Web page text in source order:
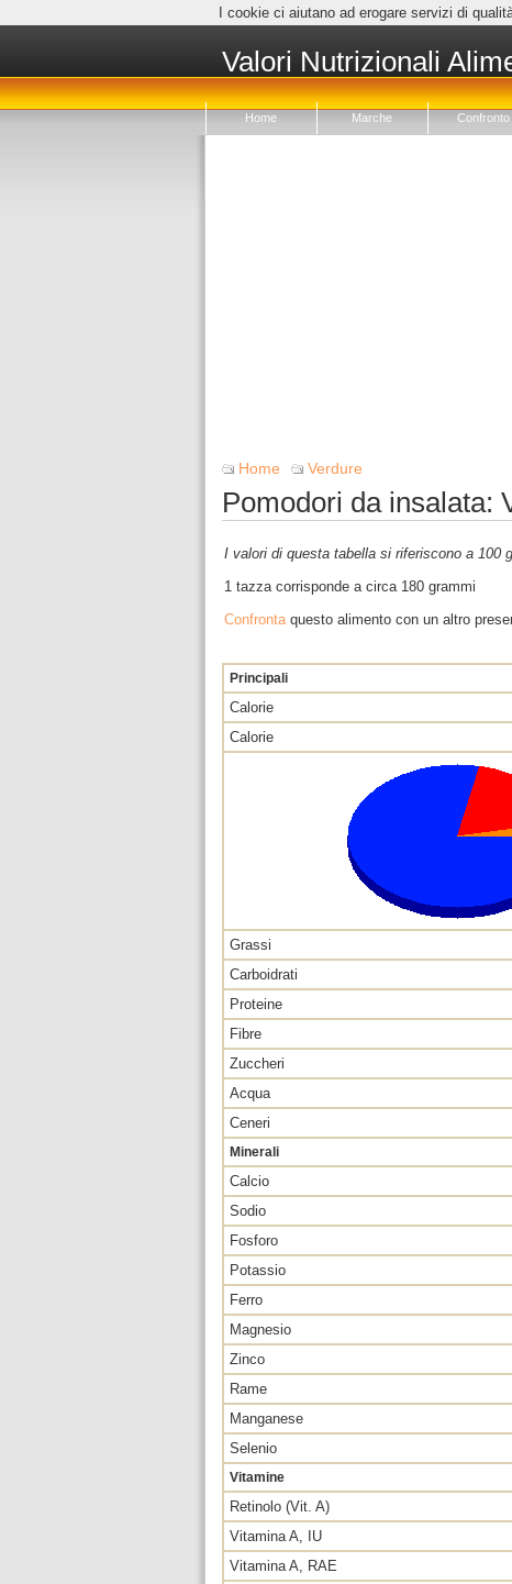
I cookie ci aiutano ad erogare servizi di
Valori Nutrizionali
Home Marche Confronto
Home Verdure
Pomodori da insalata:
I valori di questa tabella si riferiscono a 100
1 tazza corrisponde a circa 180 grammi
Confrontaquesto alimento con un altro
Principali
Calorie
Calorie
Grassi
Carboidrati
Proteine
Fibre
Zuccheri
Acqua
Ceneri
Minerali
Calcio
Sodio
Fosforo
Potassio
Ferro
Magnesio
Zinco
Rame
Manganese
Selenio
Vitamine
Retinolo (Vit. A)
Vitamina A, IU
Vitamina A, RAE